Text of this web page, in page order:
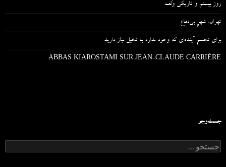
روز بیستم و تاریکی وُلف
تهران، شهرِ بی‌دفاع
برای تجسمِ آینده‌ای که وجود ندارد به تخیل نیاز دارید
ABBAS KIAROSTAMI SUR JEAN-CLAUDE CARRIÈRE
جست‌وجو
س